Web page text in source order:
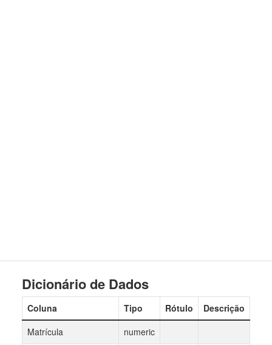
Dicionário de Dados
Coluna Tipo Rótulo
Descrição
Matrícula
numeric